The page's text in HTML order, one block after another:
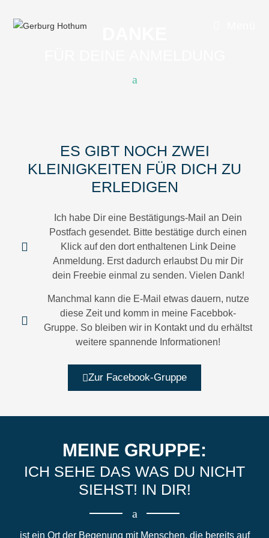
ES GIBT NOCH ZWEI
KLEINIGKEITEN FÜR DICH ZU
ERLEDIGEN
Ich habe Dir eine Bestätigungs-Mail an Dein
Postfach gesendet. Bitte bestätige durch einen
Klick auf den dort enthaltenen Link Deine
Anmeldung. Erst dadurch erlaubst Du mir Dir
dein Freebie einmal zu senden. Vielen Dank!
Manchmal kann die E-Mail etwas dauern, nutze
diese Zeit und komm in meine Facebbok-
Gruppe. So bleiben wir in Kontakt und du erhältst
weitere spannende Informationen!
Zur Facebook-Gruppe
MEINE GRUPPE:
ICH SEHE DAS WAS DU NICHT
SIEHST! IN DIR!
ist ein Ort der Begenung mit Menschen, die bereits auf